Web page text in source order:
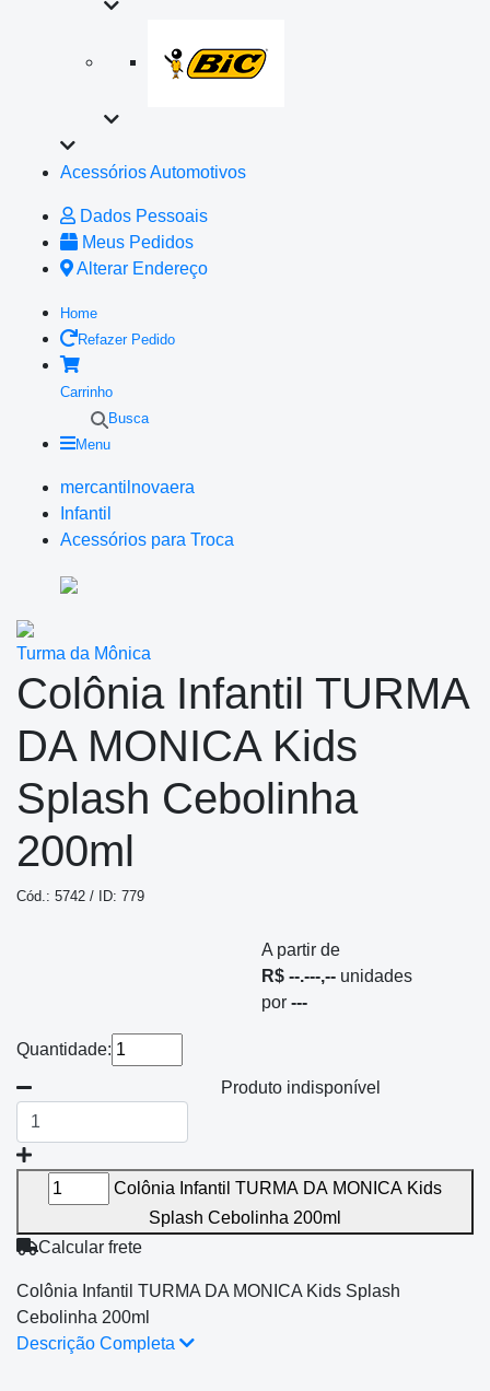
Acessórios Automotivos
Dados Pessoais
Meus Pedidos
Alterar Endereço
Home
Refazer Pedido
Carrinho
Busca
Menu
mercantilnovaera
Infantil
Acessórios para Troca
Turma da Mônica
Colônia Infantil TURMA
DA MONICA Kids
Splash Cebolinha
200ml
Cód.: 5742 / ID: 779
A partir de
R$ --.---,-- unidades
por ---
Quantidade:
Produto indisponível
Colônia Infantil TURMA DA MONICA Kids
Splash Cebolinha 200ml
Calcular frete
Colônia Infantil TURMA DA MONICA Kids Splash
Cebolinha 200ml
Descrição Completa